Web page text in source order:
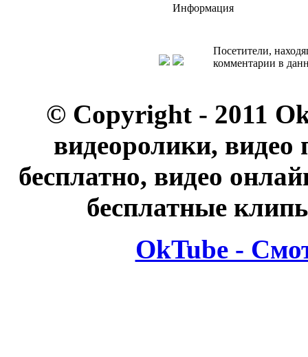
Информация
Посетители,
комментарии в
© Copyright - 2011
видеоролики, видео
бесплатно, видео
бесплатные
OkTube -